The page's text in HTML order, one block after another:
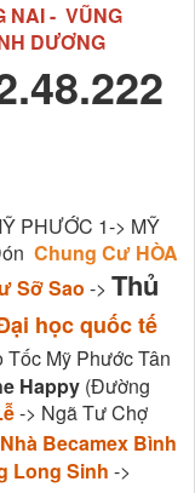
NAI - VŨNG
DƯƠNG
PHƯỚC 1-> MỸ
Chung Cư HÒA
Sỡ Sao -> Thủ
học quốc tế
Tốc Mỹ Phước Tân
Happy (Đường
-> Ngã Tư Chợ
Becamex Bình
Long Sinh ->